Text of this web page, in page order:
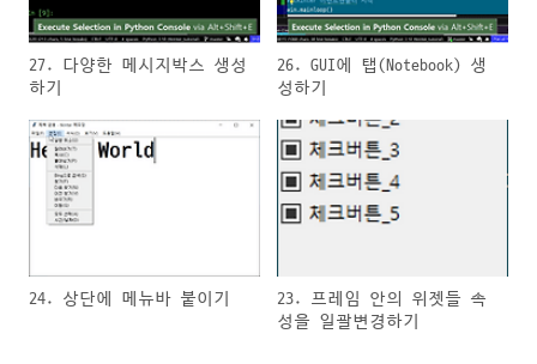
27. 다양한 메시지박스 생성
하기
26. GUI에 탭(Notebook) 생
성하기
24. 상단에 메뉴바 붙이기
23. 프레임 안의 위젯들 속
성을 일괄변경하기